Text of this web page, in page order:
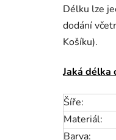
Délku lze
dodání
Košíku).
Jaká délka
Šíře:
Materiál:
Barva: